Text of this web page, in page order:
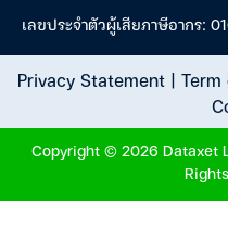
เลขประจำตัวผู้เสียภาษีอากร:
Privacy Statement|
Copyright © 2026 Dataxet